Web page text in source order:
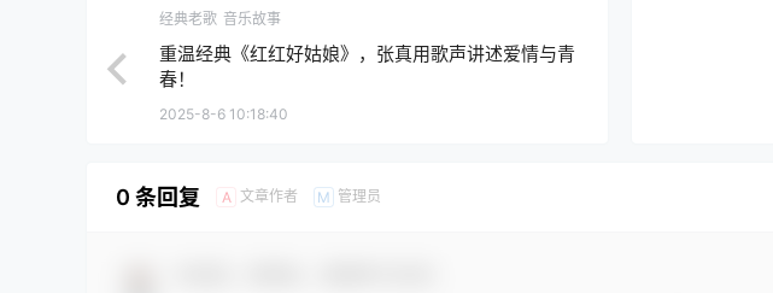
经典老歌 音乐故事
重温经典《红红好姑娘》，张真用歌声讲述爱情与青
春！
2025-8-6 10:18:40
0 条回复 A 文章作者 M 管理员